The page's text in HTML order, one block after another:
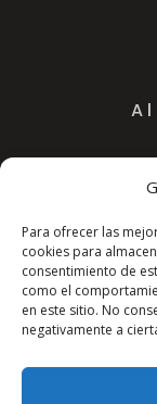
Para ofrecer las
cookies para
consentimiento de
como el
en este sitio. No
negativamente a